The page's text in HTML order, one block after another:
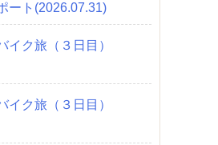
ート(2026.07.31)
イク旅（３日目）
イク旅（３日目）